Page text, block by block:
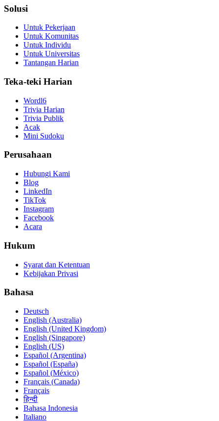
Solusi
Untuk Pekerjaan
Untuk Komunitas
Untuk Individu
Untuk Universitas
Tantangan Harian
Teka-teki Harian
Wordl6
Trivia Harian
Trivia Publik
Acak
Mini Sudoku
Perusahaan
Hubungi Kami
Blog
LinkedIn
TikTok
Instagram
Facebook
Acara
Hukum
Syarat dan Ketentuan
Kebijakan Privasi
Bahasa
Deutsch
English (Australia)
English (United Kingdom)
English (Singapore)
English (US)
Español (Argentina)
Español (España)
Español (México)
Français (Canada)
Français
हिन्दी
Bahasa Indonesia
Italiano